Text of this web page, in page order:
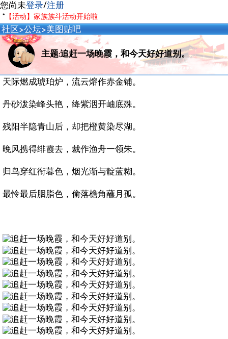
您尚未登录/注册
* 【活动】家族族斗活动开始啦
社区 >公坛>美图贴吧
主题:追赶一场晚霞，和今天好好道别。
天际燃成琥珀炉，流云熔作赤金铺。
丹砂泼染峰头艳，绛紫洇开岫底殊。
残阳半隐青山后，却把橙黄染尽湖。
晚风携得绯霞去，裁作渔舟一领朱。
归鸟穿红衔暮色，烟光渐与靛蓝糊。
最怜最后胭脂色，偷落檐角蘸月孤。